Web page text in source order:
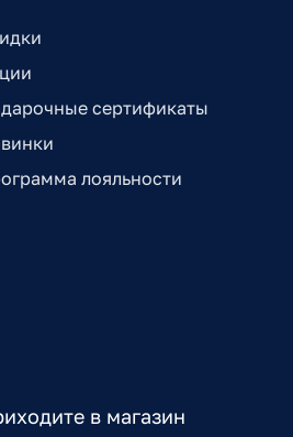
сертификаты
лояльности
в магазин